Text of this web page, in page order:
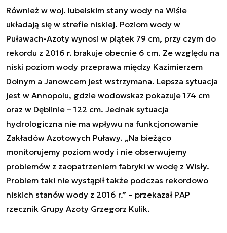
Również w woj. lubelskim stany wody na Wiśle
układają się w strefie niskiej. Poziom wody w
Puławach-Azoty wynosi w piątek 79 cm, przy czym do
rekordu z 2016 r. brakuje obecnie 6 cm. Ze względu na
niski poziom wody przeprawa między Kazimierzem
Dolnym a Janowcem jest wstrzymana. Lepsza sytuacja
jest w Annopolu, gdzie wodowskaz pokazuje 174 cm
oraz w Dęblinie – 122 cm. Jednak sytuacja
hydrologiczna nie ma wpływu na funkcjonowanie
Zakładów Azotowych Puławy. „Na bieżąco
monitorujemy poziom wody i nie obserwujemy
problemów z zaopatrzeniem fabryki w wodę z Wisły.
Problem taki nie wystąpił także podczas rekordowo
niskich stanów wody z 2016 r.” – przekazał PAP
rzecznik Grupy Azoty Grzegorz Kulik.